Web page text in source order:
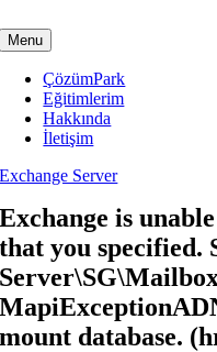
to
content
Menu
ÇözümPark
Eğitimlerim
Hakkında
İletişim
Exchange Server
Exchange is
that you specified.
mount database.